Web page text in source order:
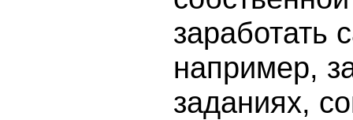
заработать
например,
заданиях,